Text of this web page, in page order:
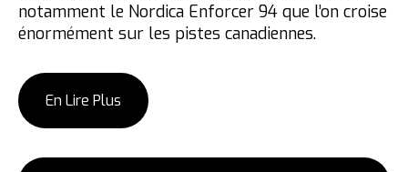
notamment le Nordica Enforcer 94 que l’on croise
énormément sur les pistes canadiennes.
En Lire Plus